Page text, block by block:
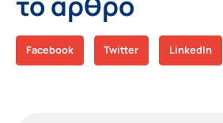
Facebook Twitter LinkedIn